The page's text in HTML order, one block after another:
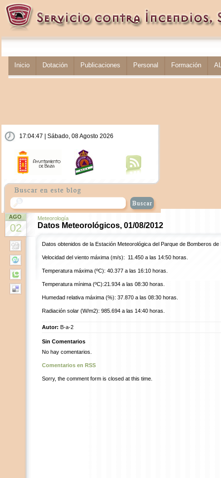
Inicio Dotación Publicaciones Personal Formación
17:04:47 | Sábado, 08 Agosto 2026
AGO
02
Meteorología
Datos Meteorológicos, 01/08/2012
Datos obtenidos de la Estación Meteorológica del Parque de Bomberos de
Velocidad del viento máxima (m/s): 11.450 a las 14:50 horas.
Temperatura máxima (ºC): 40.377 a las 16:10 horas.
Temperatura mínima (ºC):21.934 a las 08:30 horas.
Humedad relativa máxima (%): 37.870 a las 08:30 horas.
Radiación solar (W/m2): 985.694 a las 14:40 horas.
Autor: B-a-2
Sin Comentarios
No hay comentarios.
Comentarios en RSS
Sorry, the comment form is closed at this time.